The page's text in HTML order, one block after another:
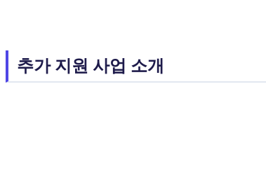
추가 지원 사업 소개